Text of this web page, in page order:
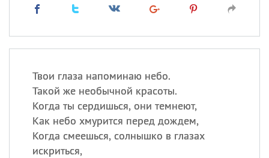
Твои глаза напоминаю небо.
Такой же необычной красоты.
Когда ты сердишься, они темнеют,
Как небо хмурится перед дождем,
Когда смеешься, солнышко в глазах
искриться,